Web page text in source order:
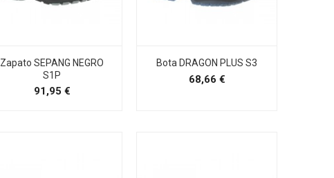
Zapato SEPANG NEGRO
S1P
91,95 €Precio
Bota DRAGON PLUS S3
68,66 €Precio